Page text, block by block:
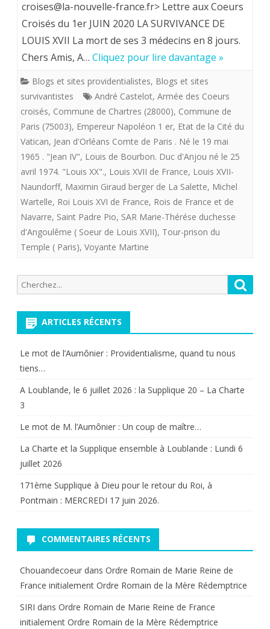
XVII
pas
Trois
de
de
médecins
croises@la-nouvelle-france.fr> Lettre aux Coeurs
Croisés du 1er JUIN 2020 LA SURVIVANCE DE
LOUIS XVII La mort de ses 3 médecins en 8 jours.
Chers Amis, A… Cliquez pour lire davantage »
Blogs et sites providentialistes, Blogs et sites
survivantistes
André Castelot, Armée des Coeurs
croisés, Commune de Chartres (28000), Commune de
Paris (75003), Empereur Napoléon 1 er, Etat de la Cité du
Vatican, Jean d'Orléans Comte de Paris . Né le 19 mai
1965 . "Jean IV", Louis de Bourbon. Duc d'Anjou né le 25
avril 1974. "Louis XX"., Louis XVII de France, Louis XVII-
Naundorff, Maximin Giraud berger de La Salette, Michel
Wartelle, Roi Louis XVI de France, Rois de France et de
Navarre, Saint Padre Pio, SAR Marie-Thérése duchesse
d'Angoulême ( Soeur de Louis XVII), Tour-prison du
Temple ( Paris), Voyante Martine
Recherche
pour:
ARTICLES RÉCENTS
Le mot de l’Aumônier : Providentialisme, quand tu nous
tiens…
A Loublande, le 6 juillet 2026 : la Supplique 20 – La Charte
3
Le mot de M. l’Aumônier : Un coup de maître…
La Charte et la Supplique ensemble à Loublande : Lundi 6
juillet 2026
171ème Supplique à Dieu pour le retour du Roi, à
Pontmain : MERCREDI 17 juin 2026.
COMMENTAIRES RÉCENTS
Chouandecoeur dans Ordre Romain de Marie Reine de
France initialement Ordre Romain de la Mère Rédemptrice
SIRI dans Ordre Romain de Marie Reine de France
initialement Ordre Romain de la Mère Rédemptrice